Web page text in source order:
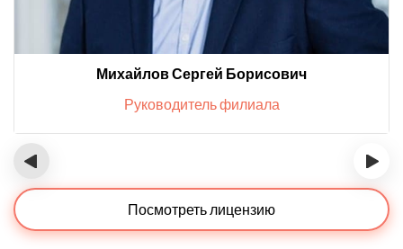
Михайлов Сергей Борисович
Руководитель филиала
‹ ›
Посмотреть лицензию